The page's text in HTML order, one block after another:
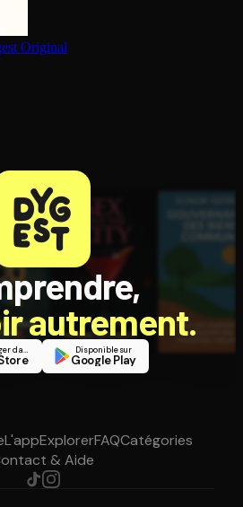
Original
autrement.
Télécharger dans Disponible sur
Google Play
L'appExplorerFAQCatégories
& Aide